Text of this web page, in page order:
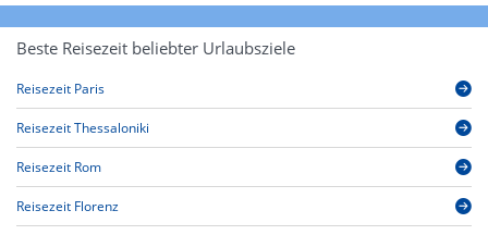
Beste Reisezeit beliebter Urlaubsziele
Reisezeit Paris
Reisezeit Thessaloniki
Reisezeit Rom
Reisezeit Florenz